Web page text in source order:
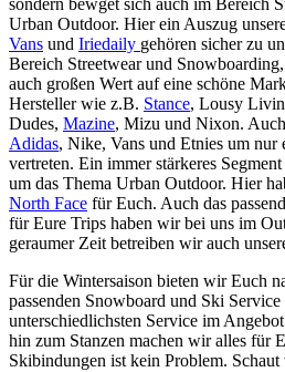
sondern bewget sich auch im Bereich
Urban Outdoor. Hier ein Auszug
Vans und Iriedaily gehören sicher zu
Bereich Streetwear und
auch großen Wert auf eine schöne
Hersteller wie z.B. Stance, Lousy
Dudes, Mazine, Mizu und Nixon.
Adidas, Nike, Vans und Etnies um nur
vertreten. Ein immer stärkeres
um das Thema Urban Outdoor. Hier
North Face für Euch. Auch das
für Eure Trips haben wir bei uns im
geraumer Zeit betreiben wir auch
Für die Wintersaison bieten wir Euch
passenden Snowboard und Ski
unterschiedlichsten Service im
hin zum Stanzen machen wir alles für
Skibindungen ist kein Problem. Schaut